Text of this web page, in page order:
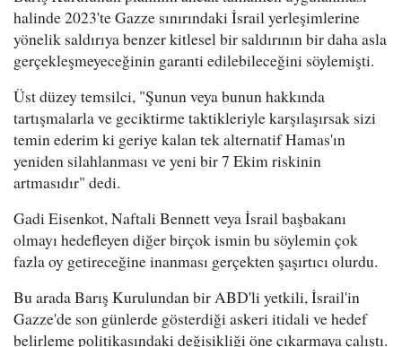
halinde 2023'te Gazze sınırındaki İsrail yerleşimlerine
yönelik saldırıya benzer kitlesel bir saldırının bir daha asla
gerçekleşmeyeceğinin garanti edilebileceğini söylemişti.
Üst düzey temsilci, "Şunun veya bunun hakkında
tartışmalarla ve geciktirme taktikleriyle karşılaşırsak sizi
temin ederim ki geriye kalan tek alternatif Hamas'ın
yeniden silahlanması ve yeni bir 7 Ekim riskinin
artmasıdır" dedi.
Gadi Eisenkot, Naftali Bennett veya İsrail başbakanı
olmayı hedefleyen diğer birçok ismin bu söylemin çok
fazla oy getireceğine inanması gerçekten şaşırtıcı olurdu.
Bu arada Barış Kurulundan bir ABD'li yetkili, İsrail'in
Gazze'de son günlerde gösterdiği askeri itidali ve hedef
belirleme politikasındaki değişikliği öne çıkarmaya çalıştı.